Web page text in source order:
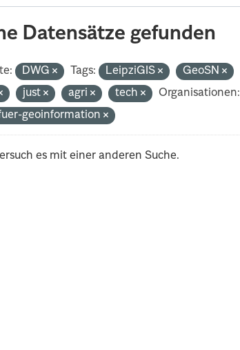
Datensätze gefunden
DWG Tags: LeipziGIS GeoSN
just agri tech
Organisationen:
geoinformation
es mit einer anderen Suche.